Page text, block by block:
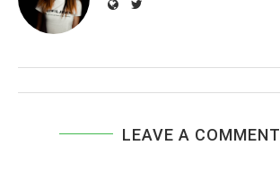
LEAVE A COMMENT